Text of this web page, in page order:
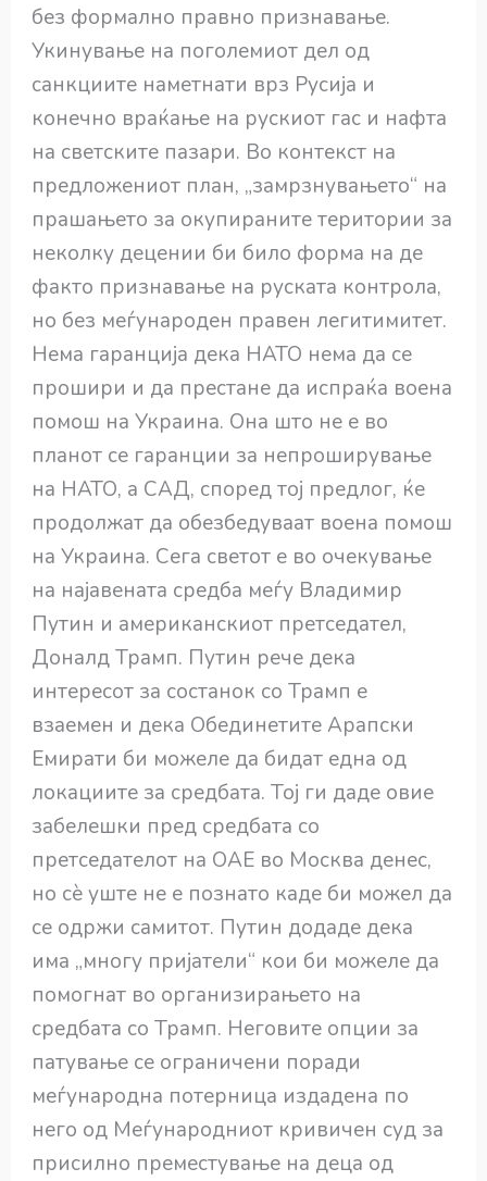
без формално правно признавање.
Укинување на поголемиот дел од
санкциите наметнати врз Русија и
конечно враќање на рускиот гас и нафта
на светските пазари. Во контекст на
предложениот план, „замрзнувањето“ на
прашањето за окупираните територии за
неколку децении би било форма на де
факто признавање на руската контрола,
но без меѓународен правен легитимитет.
Нема гаранција дека НАТО нема да се
прошири и да престане да испраќа воена
помош на Украина. Она што не е во
планот се гаранции за непроширување
на НАТО, а САД, според тој предлог, ќе
продолжат да обезбедуваат воена помош
на Украина. Сега светот е во очекување
на најавената средба меѓу Владимир
Путин и американскиот претседател,
Доналд Трамп. Путин рече дека
интересот за состанок со Трамп е
взаемен и дека Обединетите Арапски
Емирати би можеле да бидат една од
локациите за средбата. Тој ги даде овие
забелешки пред средбата со
претседателот на ОАЕ во Москва денес,
но сè уште не е познато каде би можел да
се одржи самитот. Путин додаде дека
има „многу пријатели“ кои би можеле да
помогнат во организирањето на
средбата со Трамп. Неговите опции за
патување се ограничени поради
меѓународна потерница издадена по
него од Меѓународниот кривичен суд за
присилно преместување на деца од